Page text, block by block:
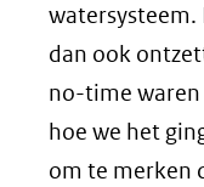
watersysteem.
dan ook
no-time waren
hoe we het
om te merken